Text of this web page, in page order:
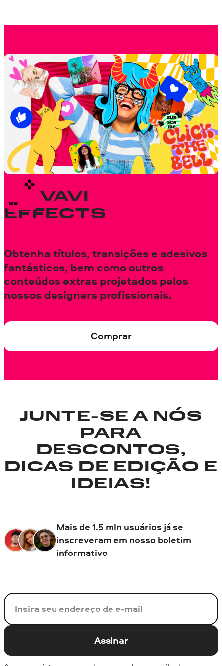
conteúdo da nossa loja para fins pessoais
detalhes da licença dos efeitos em seu
aplicativo Movavi compatível clicando
com o botão direito do mouse no efeito de
seu interesse para obter mais
informações.
Leia mais sobre o uso de conteúdo dos
programas Movavi
MOVAVI
EFFECTS
Obtenha títulos, transições e adesivos
fantásticos, bem como outros
conteúdos extras projetados pelos
nossos designers profissionais.
Comprar
JUNTE-SE A NÓS
PARA
DESCONTOS,
DICAS DE EDIÇÃO E
IDEIAS!
Mais de 1.5 mln usuários já se
inscreveram em nosso boletim
informativo
Seu e-mail
Assinar